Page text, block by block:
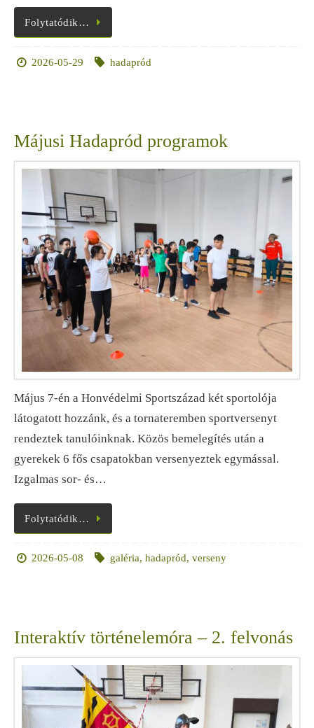
Folytatódik…
2026-05-29 hadapród
Májusi Hadapród programok
Május 7-én a Honvédelmi Sportszázad két sportolója
látogatott hozzánk, és a tornateremben sportversenyt
rendeztek tanulóinknak. Közös bemelegítés után a
gyerekek 6 fős csapatokban versenyeztek egymással.
Izgalmas sor- és…
Folytatódik…
2026-05-08 galéria, hadapród, verseny
Interaktív történelemóra – 2. felvonás